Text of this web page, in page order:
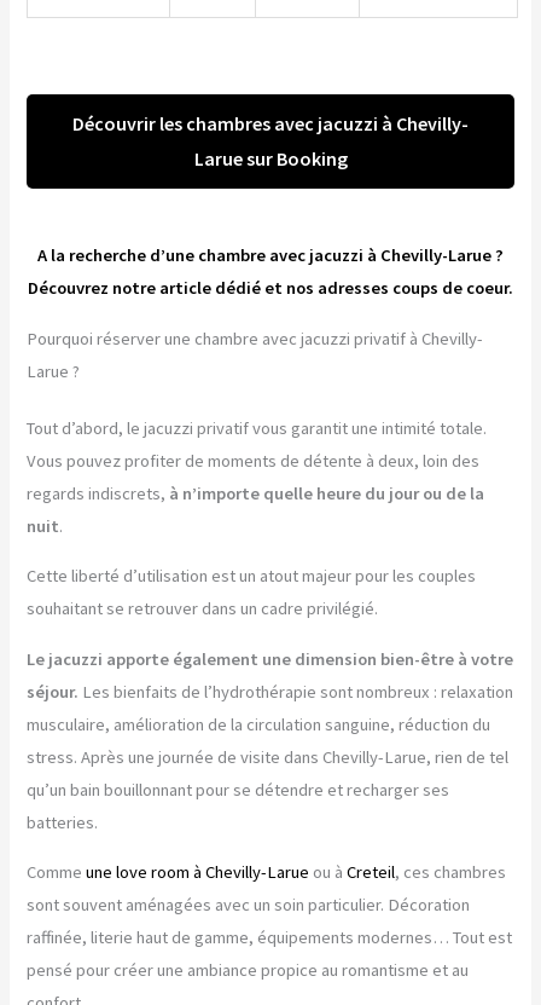
Découvrir les chambres avec jacuzzi à Chevilly-
Larue sur Booking
A la recherche d’une chambre avec jacuzzi à Chevilly-Larue ?
Découvrez notre article dédié et nos adresses coups de coeur.
Pourquoi réserver une chambre avec jacuzzi privatif à Chevilly-
Larue ?
Tout d’abord, le jacuzzi privatif vous garantit une intimité totale.
Vous pouvez profiter de moments de détente à deux, loin des
regards indiscrets, à n’importe quelle heure du jour ou de la
nuit.
Cette liberté d’utilisation est un atout majeur pour les couples
souhaitant se retrouver dans un cadre privilégié.
Le jacuzzi apporte également une dimension bien-être à votre
séjour. Les bienfaits de l’hydrothérapie sont nombreux : relaxation
musculaire, amélioration de la circulation sanguine, réduction du
stress. Après une journée de visite dans Chevilly-Larue, rien de tel
qu’un bain bouillonnant pour se détendre et recharger ses
batteries.
Comme une love room à Chevilly-Larue ou àCreteil, ces chambres
sont souvent aménagées avec un soin particulier. Décoration
raffinée, literie haut de gamme, équipements modernes… Tout est
pensé pour créer une ambiance propice au romantisme et au